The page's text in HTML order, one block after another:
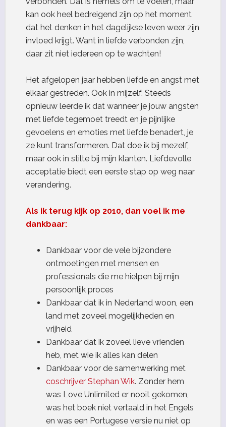
kan ook heel bedreigend zijn op het moment
dat het denken in het dagelijkse leven weer zijn
invloed krijgt. Want in liefde verbonden zijn,
daar zit niet iedereen op te wachten!
Het afgelopen jaar hebben liefde en angst met
elkaar gestreden. Ook in mijzelf. Steeds
opnieuw leerde ik dat wanneer je jouw angsten
met liefde tegemoet treedt en je pijnlijke
gevoelens en emoties met liefde benadert, je
ze kunt transformeren. Dat doe ik bij mezelf,
maar ook in stilte bij mijn klanten. Liefdevolle
acceptatie biedt een eerste stap op weg naar
verandering.
Als ik terug kijk op 2010, dan voel ik me
dankbaar:
Dankbaar voor de vele bijzondere
ontmoetingen met mensen en
professionals die me hielpen bij mijn
persoonlijk proces
Dankbaar dat ik in Nederland woon, een
land met zoveel mogelijkheden en
vrijheid
Dankbaar dat ik zoveel lieve vrienden
heb, met wie ik alles kan delen
Dankbaar voor de samenwerking met
coschrijver Stephan Wik. Zonder hem
was Love Unlimited er nooit gekomen,
was het boek niet vertaald in het Engels
en was een Portugese versie nu niet op